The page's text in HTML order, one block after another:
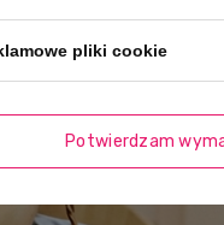
pliki cookie
Potwierdzam